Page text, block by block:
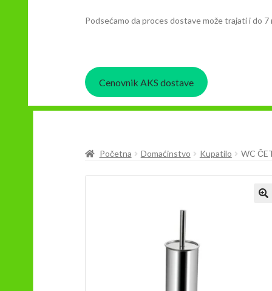
Podsećamo da proces dostave može trajati i do 7
Cenovnik AKS dostave
Početna Domaćinstvo Kupatilo WC